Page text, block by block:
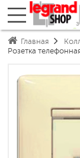
О компании
Гарантия
Главная
Розетка